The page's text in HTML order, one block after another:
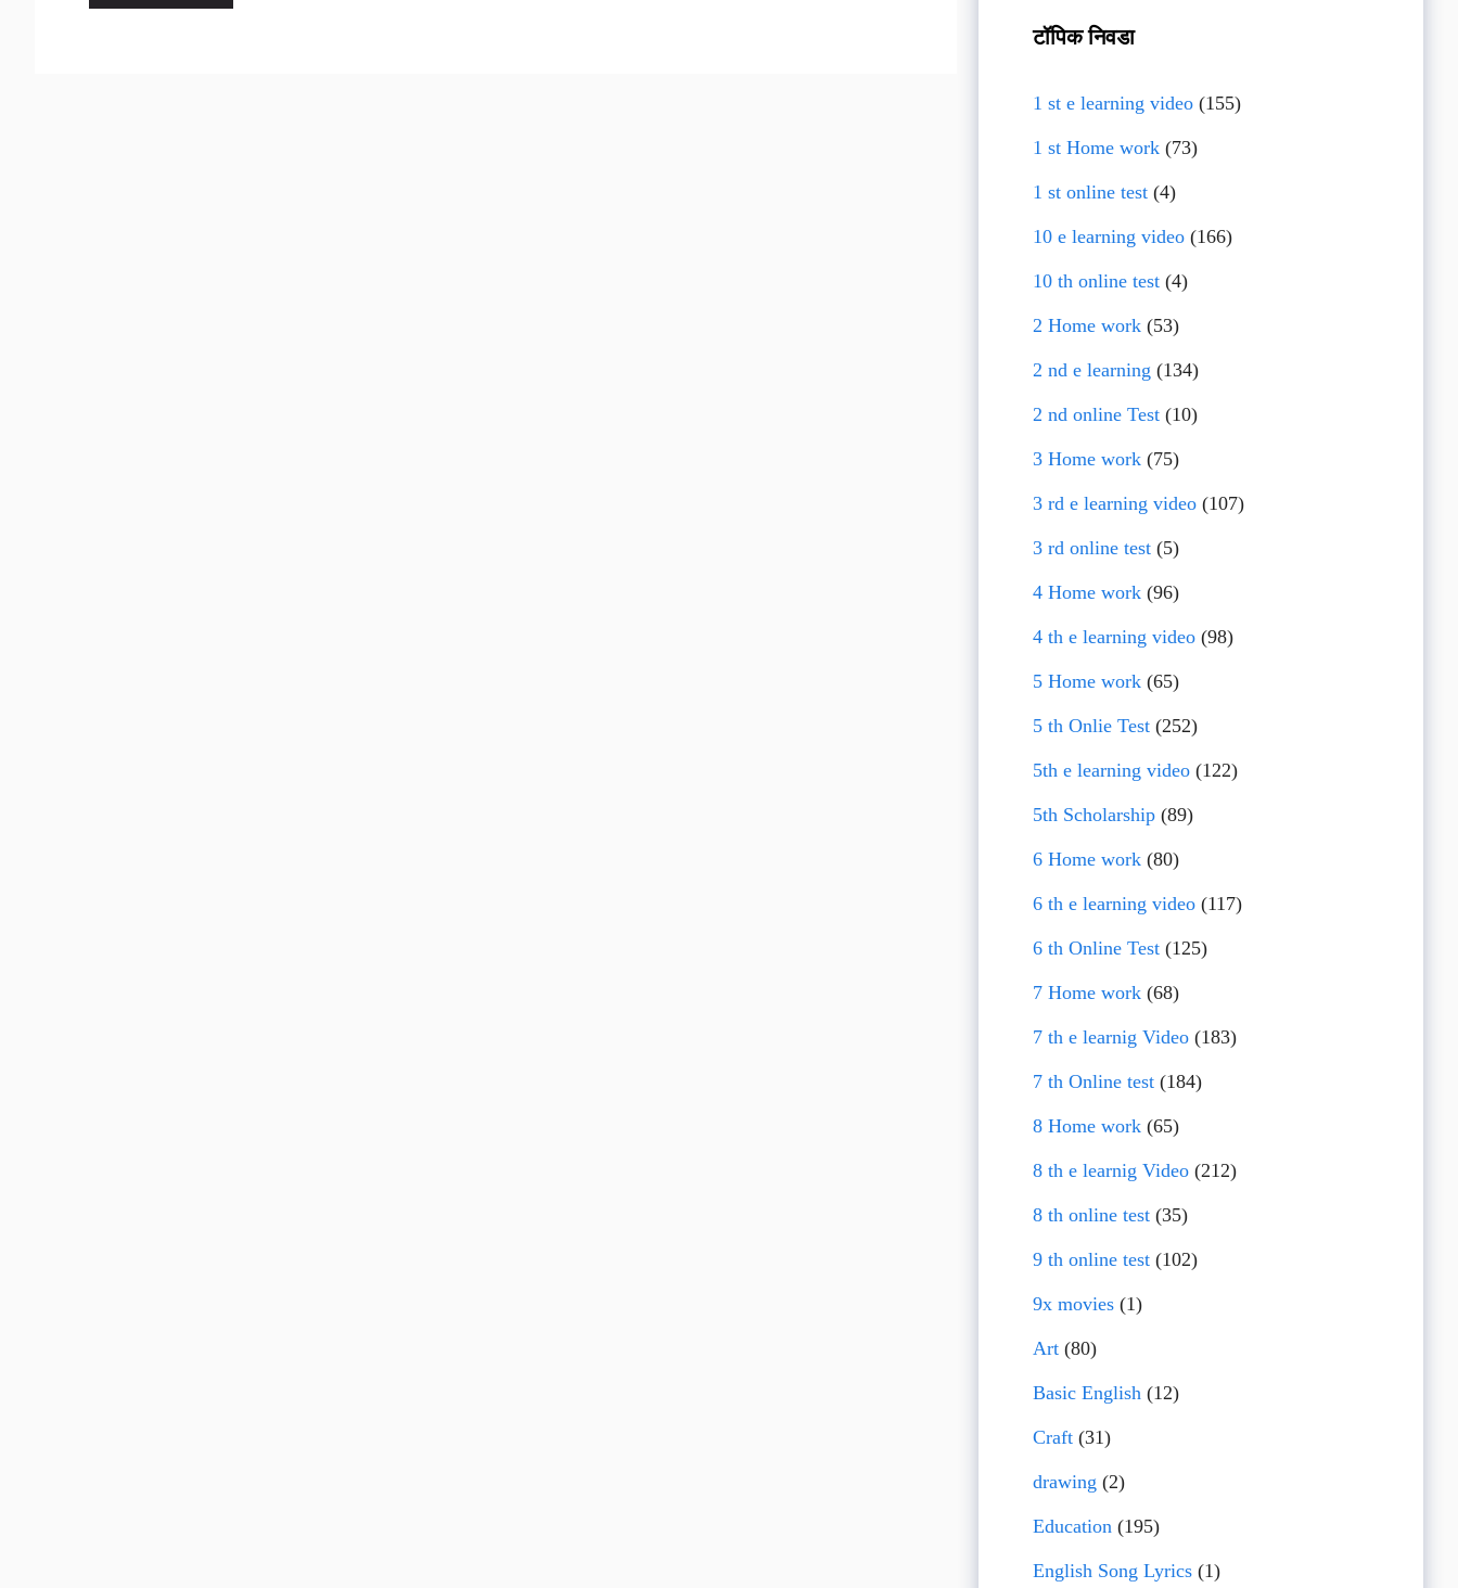
टॉपिक निवडा
1 st e learning video (155)
1 st Home work (73)
1 st online test (4)
10 e learning video (166)
10 th online test (4)
2 Home work (53)
2 nd e learning (134)
2 nd online Test (10)
3 Home work (75)
3 rd e learning video (107)
3 rd online test (5)
4 Home work (96)
4 th e learning video (98)
5 Home work (65)
5 th Onlie Test (252)
5th e learning video (122)
5th Scholarship (89)
6 Home work (80)
6 th e learning video (117)
6 th Online Test (125)
7 Home work (68)
7 th e learnig Video (183)
7 th Online test (184)
8 Home work (65)
8 th e learnig Video (212)
8 th online test (35)
9 th online test (102)
9x movies (1)
Art (80)
Basic English (12)
Craft (31)
drawing (2)
Education (195)
English Song Lyrics (1)